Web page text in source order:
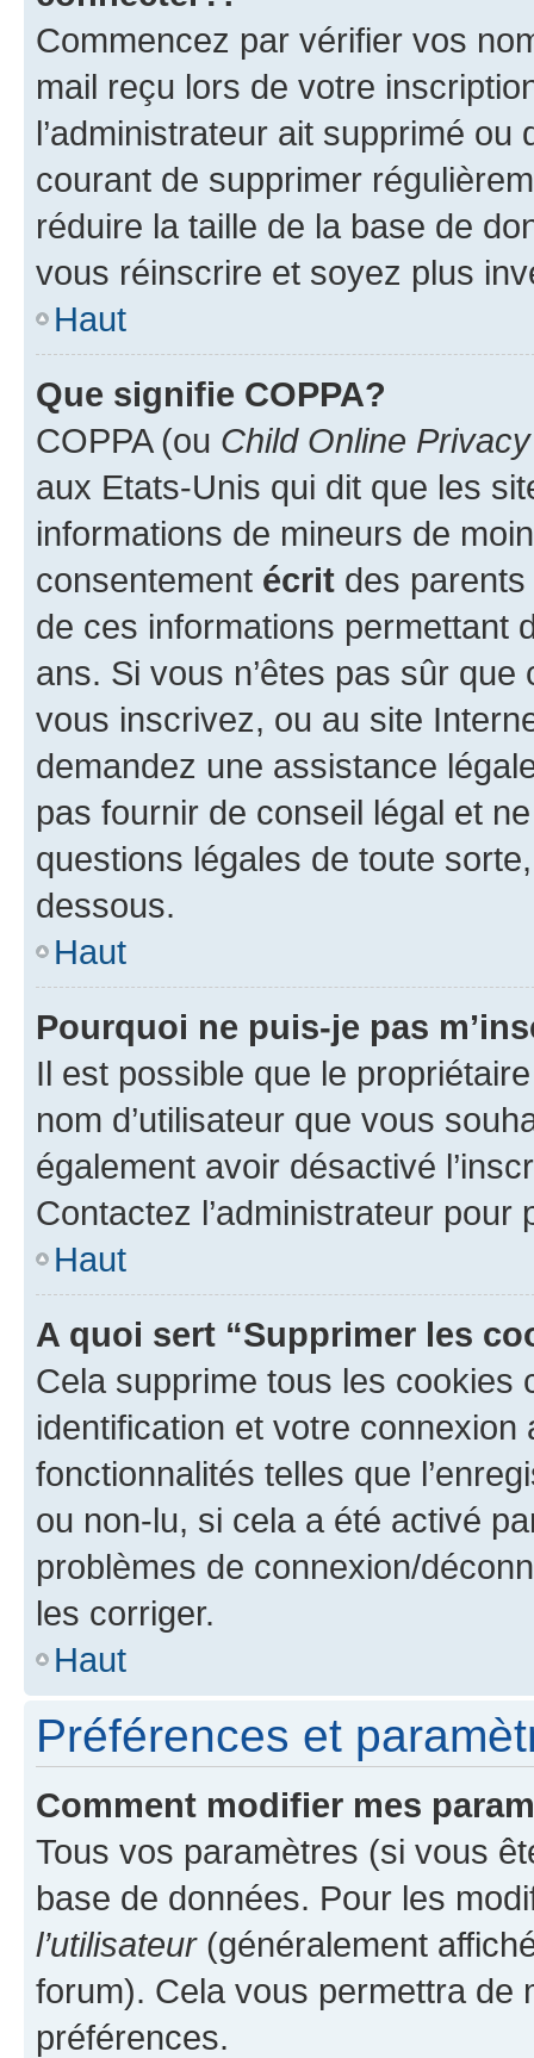
Commencez par vérifier vos
mail reçu lors de votre
l’administrateur ait supprimé
courant de supprimer
réduire la taille de la base de
vous réinscrire et soyez plus
Haut
Que signifie COPPA?
COPPA (ou Child Online
aux Etats-Unis qui dit que les
informations de mineurs de
consentement écrit des parents
de ces informations permettant
ans. Si vous n’êtes pas sûr
vous inscrivez, ou au site
demandez une assistance
pas fournir de conseil légal et
questions légales de toute
dessous.
Haut
Pourquoi ne puis-je pas
Il est possible que le
nom d’utilisateur que vous
également avoir désactivé
Contactez l’administrateur
Haut
A quoi sert “Supprimer les
Cela supprime tous les cookies
identification et votre
fonctionnalités telles que
ou non-lu, si cela a été activé
problèmes de connexion/
les corriger.
Haut
Préférences et
Comment modifier mes
Tous vos paramètres (si vous
base de données. Pour les
l’utilisateur(généralement
forum). Cela vous permettra de
préférences.